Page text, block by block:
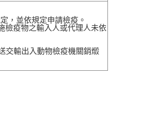
，並依規定申請檢疫。
檢疫物之輸入人或代理人未依
交輸出入動物檢疫機關銷燬